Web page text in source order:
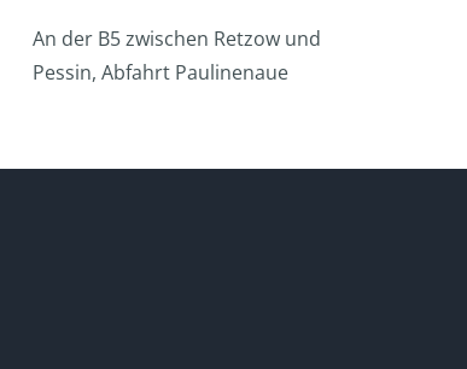
An der B5 zwischen Retzow und
Pessin, Abfahrt Paulinenaue